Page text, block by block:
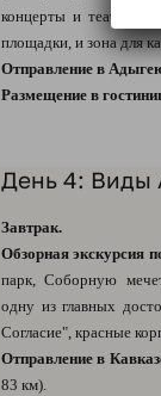
концерты и
площадки, и зона для
Отправление в
Размещение в
День 4: Виды
Завтрак.
Обзорная экскурсия
парк, Соборную
одну из главных
Согласие", красные
Отправление в
83 км).